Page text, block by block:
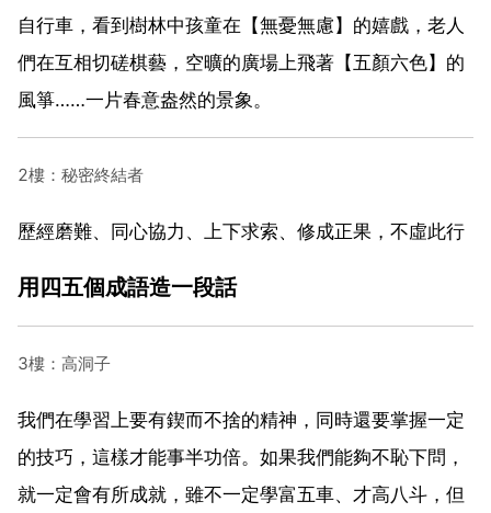
自行車，看到樹林中孩童在【無憂無慮】的嬉戲，老人
們在互相切磋棋藝，空曠的廣場上飛著【五顏六色】的
風箏……一片春意盎然的景象。
2樓：秘密終結者
歷經磨難、同心協力、上下求索、修成正果，不虛此行
用四五個成語造一段話
3樓：高洞子
我們在學習上要有鍥而不捨的精神，同時還要掌握一定
的技巧，這樣才能事半功倍。如果我們能夠不恥下問，
就一定會有所成就，雖不一定學富五車、才高八斗，但